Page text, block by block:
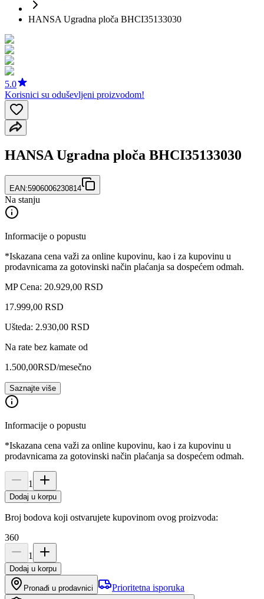
HANSA Ugradna ploča BHCI35133030
5.0
Korisnici su oduševljeni proizvodom!
HANSA Ugradna ploča BHCI35133030
EAN:5906006230814
Na stanju
Informacije o popustu
*Iskazana cena važi za online kupovinu, kao i za kupovinu u
prodavnicama za gotovinski način plaćanja sa dospećem odmah.
MP Cena: 20.929,00 RSD
17.999,00 RSD
Ušteda: 2.930,00 RSD
Na rate bez kamate od
1.500,00RSD/mesečno
Saznajte više
Informacije o popustu
*Iskazana cena važi za online kupovinu, kao i za kupovinu u
prodavnicama za gotovinski način plaćanja sa dospećem odmah.
1
Dodaj u korpu
Broj bodova koji ostvarujete kupovinom ovog proizvoda:
360
1
Dodaj u korpu
Pronađi u prodavnici Prioritetna isporuka